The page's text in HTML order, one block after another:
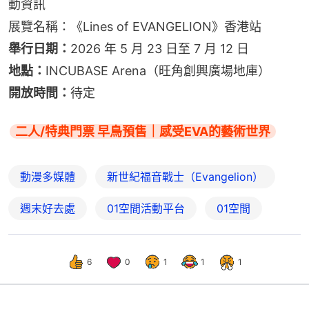
動資訊
展覽名稱：《Lines of EVANGELION》香港站
舉行日期： 2026 年 5 月 23 日至 7 月 12 日
地點： INCUBASE Arena（旺角創興廣場地庫）
開放時間： 待定
二人/特典門票 早鳥預售｜感受EVA的藝術世界
動漫多媒體 新世紀福音戰士（Evangelion）
週末好去處 01空間活動平台 01空間
6 0 1 1 1